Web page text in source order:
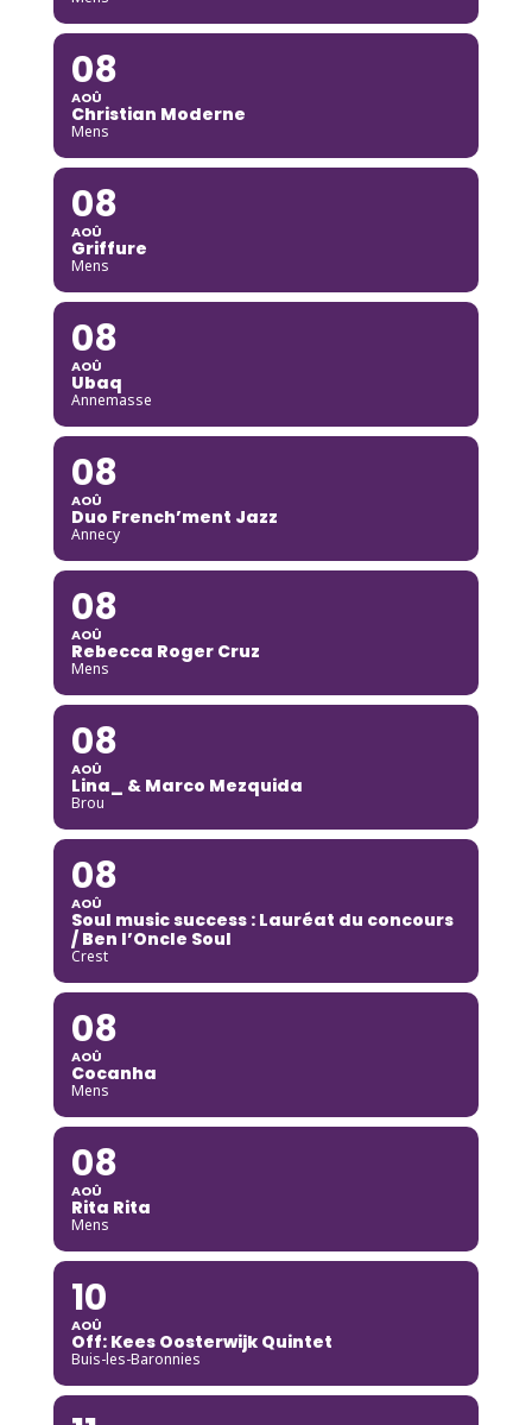
08
AOÛ
Christian Moderne
Mens
08
AOÛ
Griffure
Mens
08
AOÛ
Ubaq
Annemasse
08
AOÛ
Duo French’ment Jazz
Annecy
08
AOÛ
Rebecca Roger Cruz
Mens
08
AOÛ
Lina_ & Marco Mezquida
Brou
08
AOÛ
Soul music success : Lauréat du concours
/ Ben l’Oncle Soul
Crest
08
AOÛ
Cocanha
Mens
08
AOÛ
Rita Rita
Mens
10
AOÛ
Off: Kees Oosterwijk Quintet
Buis-les-Baronnies